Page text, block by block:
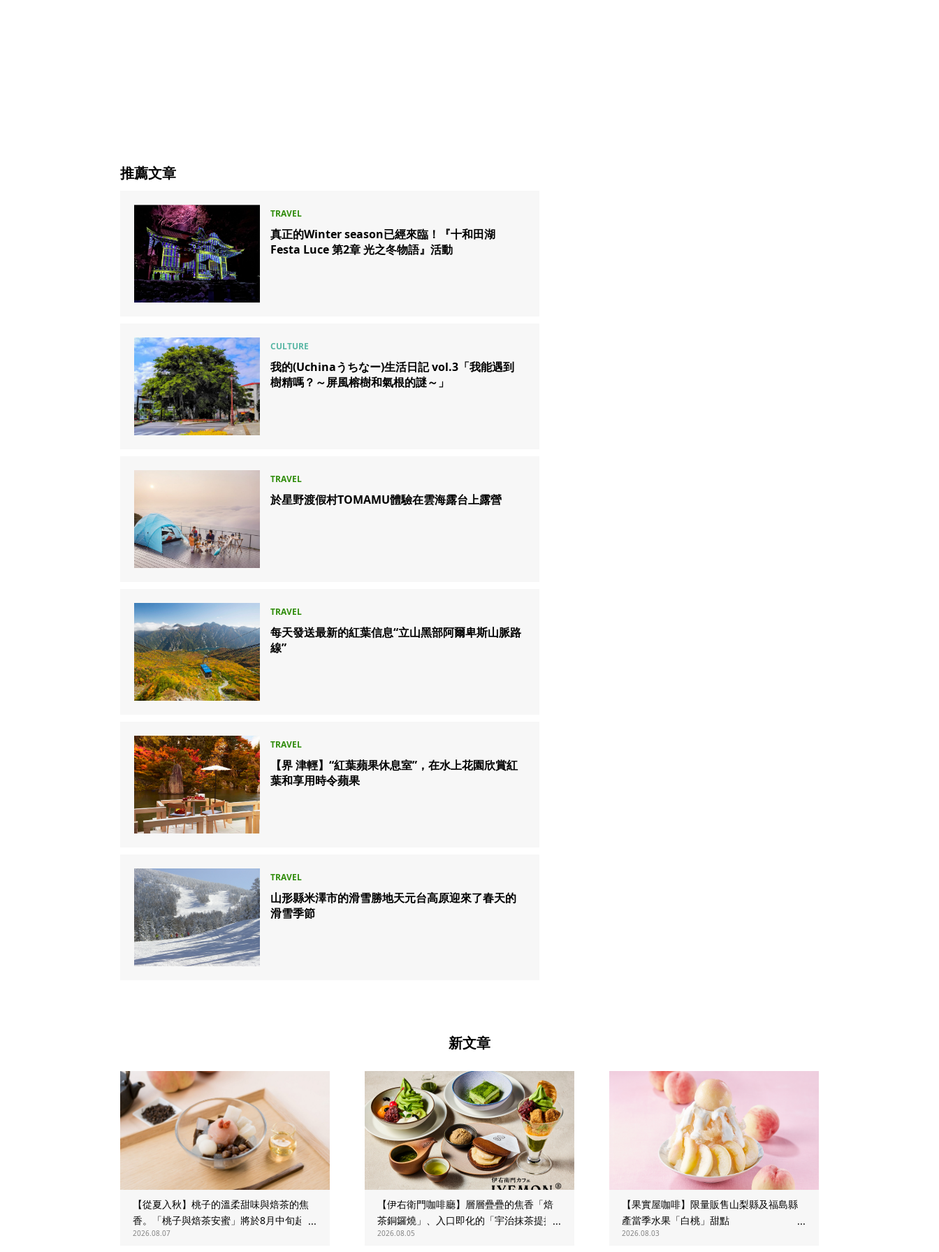
推薦文章
真正的Winter season已經來臨！『十和田湖
Festa Luce 第2章 光之冬物語』活動
我的(Uchinaうちなー)生活日記 vol.3「我能遇到
樹精嗎？～屏風榕樹和氣根的謎～」
於星野渡假村TOMAMU體驗在雲海露台上露營
每天發送最新的紅葉信息“立山黑部阿爾卑斯山脈路
線”
【界 津輕】“紅葉蘋果休息室”，在水上花園欣賞紅
葉和享用時令蘋果
山形縣米澤市的滑雪勝地天元台高原迎來了春天的
滑雪季節
新文章
【從夏入秋】桃子的溫柔甜味與焙茶的焦
香。「桃子與焙茶安蜜」將於8月中旬起限
時販售
2026.08.07
【伊右衛門咖啡廳】層層疊疊的焦香「焙
茶銅鑼燒」、入口即化的「宇治抹茶提拉
米蘇」全新登場
2026.08.05
【果實屋咖啡】限量販售山梨縣及福島縣
產當季水果「白桃」甜點
2026.08.03